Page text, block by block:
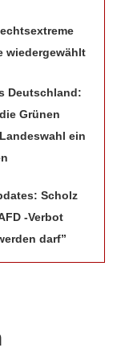
wiedergewählt
Deutschland:
Grünen
ein
Scholz
-Verbot
darf”